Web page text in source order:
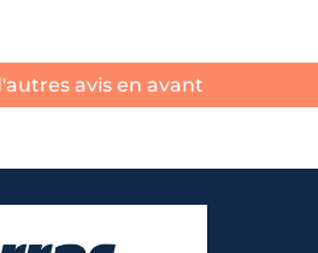
avis en avant